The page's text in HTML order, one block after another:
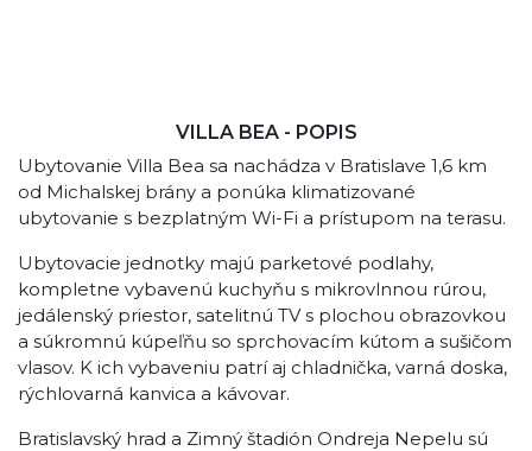
VILLA BEA - POPIS
Ubytovanie Villa Bea sa nachádza v Bratislave 1,6 km
od Michalskej brány a ponúka klimatizované
ubytovanie s bezplatným Wi-Fi a prístupom na terasu.
Ubytovacie jednotky majú parketové podlahy,
kompletne vybavenú kuchyňu s mikrovlnnou rúrou,
jedálenský priestor, satelitnú TV s plochou obrazovkou
a súkromnú kúpeľňu so sprchovacím kútom a sušičom
vlasov. K ich vybaveniu patrí aj chladnička, varná doska,
rýchlovarná kanvica a kávovar.
Bratislavský hrad a Zimný štadión Ondreja Nepelu sú